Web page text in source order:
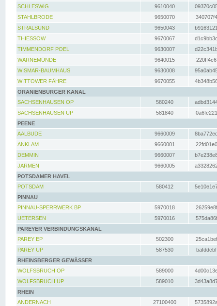
SCHLESWIG
9610040
STAHLBRODE
9650070
STRALSUND
9650043
THIESSOW
9670067
TIMMENDORF POEL
9630007
WARNEMÜNDE
9640015
WISMAR-BAUMHAUS
9630008
WITTOWER FÄHRE
9670055
ORANIENBURGER KANAL
SACHSENHAUSEN OP
580240
SACHSENHAUSEN UP
581840
PEENE
AALBUDE
9660009
ANKLAM
9660001
DEMMIN
9660007
JARMEN
9660005
POTSDAMER HAVEL
POTSDAM
580412
PINNAU
PINNAU-SPERRWERK BP
5970018
UETERSEN
5970016
PAREYER VERBINDUNGSKANAL
PAREY EP
502300
PAREY UP
587530
RHEINSBERGER GEWÄSSER
WOLFSBRUCH OP
589000
WOLFSBRUCH UP
589010
RHEIN
ANDERNACH
27100400